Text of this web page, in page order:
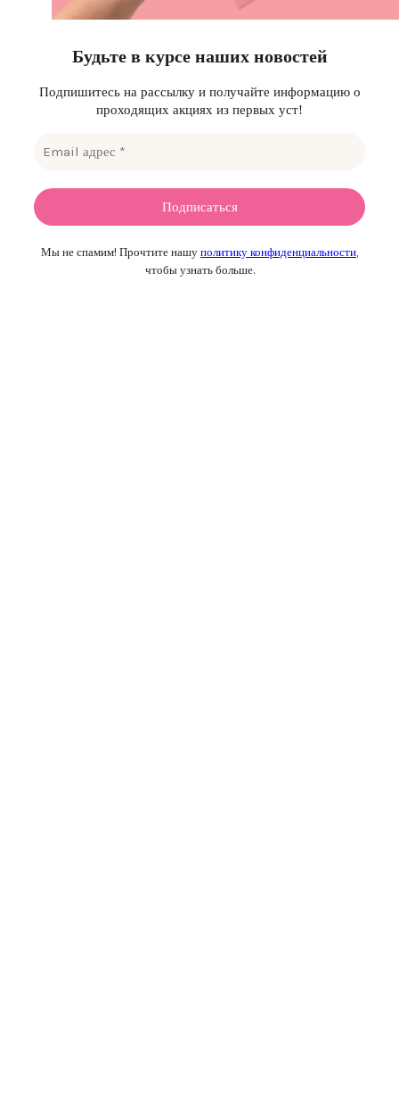
Будьте в курсе наших новостей
Подпишитесь на рассылку и получайте информацию о
проходящих акциях из первых уст!
Мы не спамим! Прочтите нашу политику конфиденциальности
чтобы узнать больше.